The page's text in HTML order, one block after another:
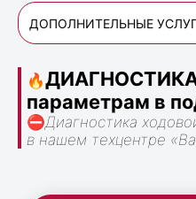
ДОПОЛНИТЕЛЬНЫЕ
🔥
параметрам в
⛔Диагностика
в нашем техцентре